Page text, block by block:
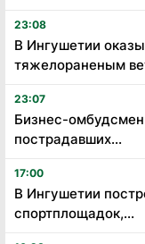
23:08
В Ингушетии
тяжелораненым
23:07
Бизнес-
пострадавших...
17:00
В Ингушетии
спортплощадок,...